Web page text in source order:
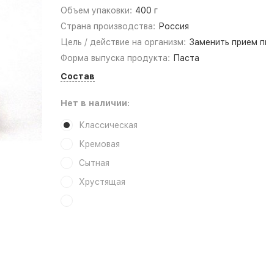
Объем упаковки: 400 г
Страна производства: Россия
Цель / действие на организм: Заменить прием
Форма выпуска продукта: Паста
Состав
Нет в наличии:
Классическая
Кремовая
Сытная
Хрустящая